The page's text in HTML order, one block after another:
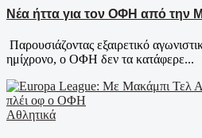
Νέα ήττα για τον ΟΦΗ από την
Παρουσιάζοντας εξαιρετικό
ημίχρονο, ο ΟΦΗ δεν τα κατάφερε...
Αθλητικά